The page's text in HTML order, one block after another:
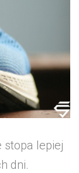
stopa lepiej
dni.